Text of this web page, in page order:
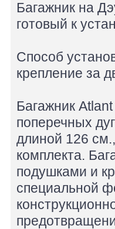
Багажник на
готовый к
Способ
крепление за
Багажник
поперечных
длиной 126
комплекта.
подушками и
специальной